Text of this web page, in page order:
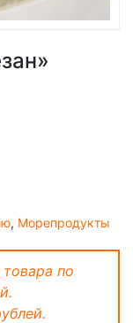
, Морепродукты
товара по